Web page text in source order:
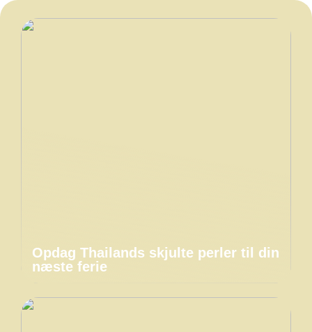
Opdag Thailands skjulte perler til din
næste ferie